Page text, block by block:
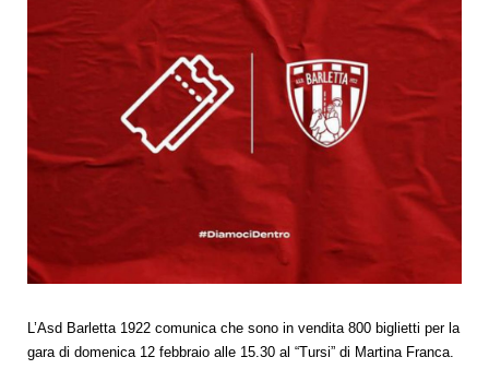
L’Asd Barletta 1922 comunica che sono in vendita 800 biglietti per la
gara di domenica 12 febbraio alle 15.30 al “Tursi” di Martina Franca.